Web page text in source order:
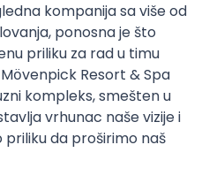
kompanija sa više od
ponosna je što
priliku za rad u timu
Resort & Spa
kompleks, smešten u
vrhunac naše vizije i
priliku da proširimo naš